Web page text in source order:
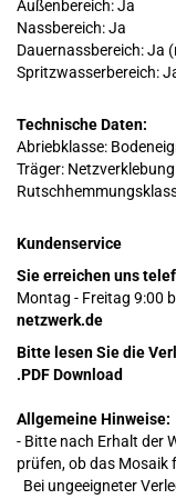
Außenbereich: Ja
Nassbereich: Ja
Dauernassbereich: Ja
Spritzwasserbereich:
Technische Daten:
Abriebklasse:
Träger: Netzverklebung
Kundenservice
Sie erreichen uns
Montag - Freitag 9:00
netzwerk.de
Bitte lesen Sie die
.PDF Download
Allgemeine Hinweise:
- Bitte nach Erhalt der
prüfen, ob das Mosaik
Bei ungeeigneter